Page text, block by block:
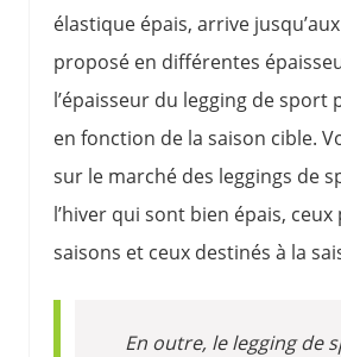
élastique épais, arrive
proposé en différentes
l’épaisseur du legging de sport
en fonction de la saison cible.
sur le marché des leggings de
l’hiver qui sont bien épais,
saisons et ceux destinés à la
En outre, le legging de